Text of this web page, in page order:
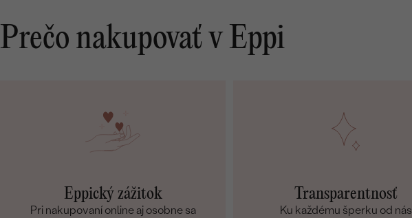
Prečo nakupovať v Eppi
Eppický zážitok
Pri nakupovaní online aj osobne sa
Transparentnosť
Ku každému šperku od nás